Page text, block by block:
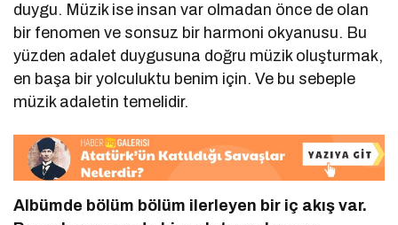
duygu. Müzik ise insan var olmadan önce de olan
bir fenomen ve sonsuz bir harmoni okyanusu. Bu
yüzden adalet duygusuna doğru müzik oluşturmak,
en başa bir yolculuktu benim için. Ve bu sebeple
müzik adaletin temelidir.
Albümde bölüm bölüm ilerleyen bir iç akış var.